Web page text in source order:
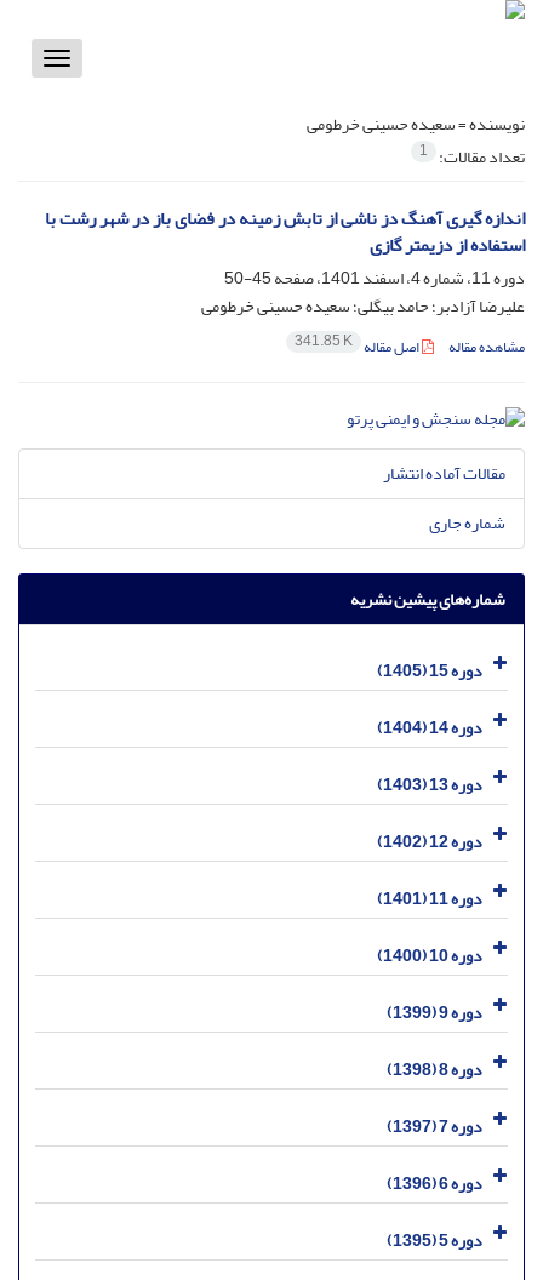
Toggle
نویسنده =سعیده حسینی خرطومی
تعداد مقالات: 1
اندازه گیری آهنگ دز ناشی از تابش زمینه در فضای باز در شهر رشت با
استفاده از دزیمتر گازی
دوره 11، شماره 4، اسفند 1401، صفحه
45-50
علیرضا آزادبر؛ حامد بیگلی؛ سعیده حسینی خرطومی
مشاهده مقاله اصل مقاله 341.85 K
مقالات آماده انتشار
شماره جاری
شماره‌های پیشین نشریه
دوره 15 (1405)
دوره 14 (1404)
دوره 13 (1403)
دوره 12 (1402)
دوره 11 (1401)
دوره 10 (1400)
دوره 9 (1399)
دوره 8 (1398)
دوره 7 (1397)
دوره 6 (1396)
دوره 5 (1395)